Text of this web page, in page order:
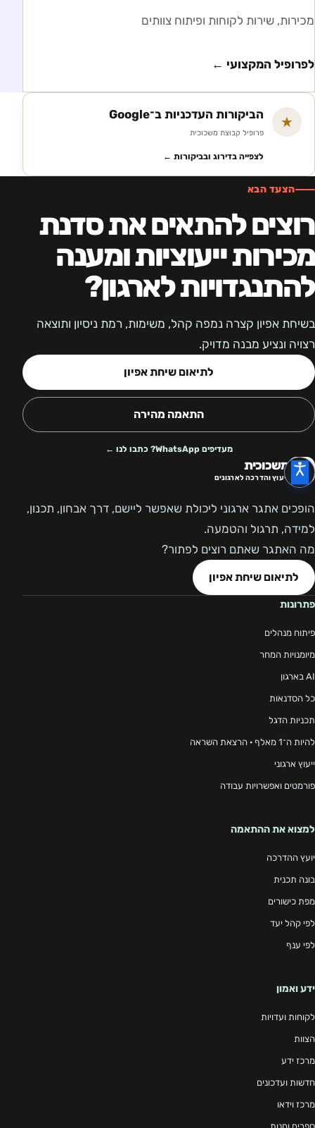
מכירות, שירות לקוחות ופיתוח צוותים
לפרופיל המקצועי ←
★ הביקורות העדכניות ב־Google
פרופיל קבוצת משכוכית
לצפייה בדירוג ובביקורות ←
הצעד הבא
רוצים להתאים את סדנת
מכירות ייעוציות ומענה
להתנגדויות לארגון?
בשיחת אפיון קצרה נמפה קהל, משימות, רמת ניסיון ותוצאה
רצויה ונציע מבנה מדויק.
לתיאום שיחת אפיון
התאמה מהירה
מעדיפים WhatsApp? כתבו לנו ←
משכוכית
ייעוץ והדרכה לארגונים
הופכים אתגר ארגוני ליכולת שאפשר ליישם, דרך אבחון, תכנון,
למידה, תרגול והטמעה.
מה האתגר שאתם רוצים לפתור?
לתיאום שיחת אפיון
פתרונות
פיתוח מנהלים
מיומנויות המחר
AI בארגון
כל הסדנאות
תכניות הדגל
להיות ה־1 מאלף · הרצאת השראה
ייעוץ ארגוני
פורמטים ואפשרויות עבודה
למצוא את ההתאמה
יועץ ההדרכה
בונה תכנית
מפת כישורים
לפי קהל יעד
לפי ענף
ידע ואמון
לקוחות ועדויות
הצוות
מרכז ידע
חדשות ועדכונים
מרכז וידאו